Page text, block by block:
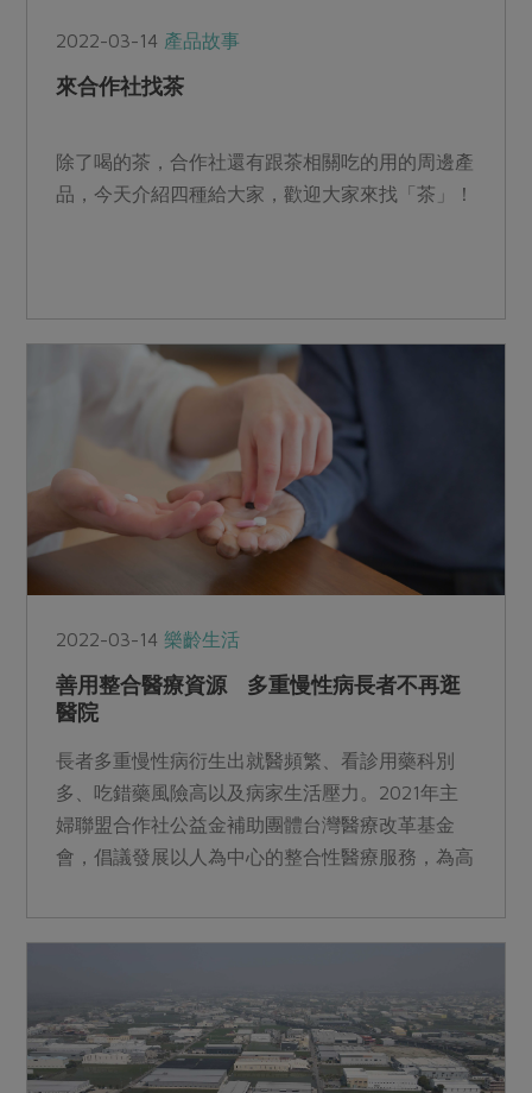
2022-03-14 產品故事
來合作社找茶
除了喝的茶，合作社還有跟茶相關吃的用的周邊產
品，今天介紹四種給大家，歡迎大家來找「茶」！
2022-03-14 樂齡生活
善用整合醫療資源 多重慢性病長者不再逛
醫院
長者多重慢性病衍生出就醫頻繁、看診用藥科別
多、吃錯藥風險高以及病家生活壓力。2021年主
婦聯盟合作社公益金補助團體台灣醫療改革基金
會，倡議發展以人為中心的整合性醫療服務，為高